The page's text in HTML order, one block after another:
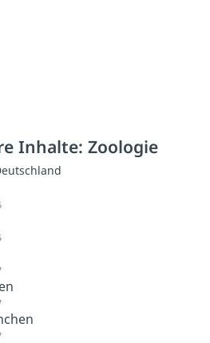
Inhalte: Zoologie